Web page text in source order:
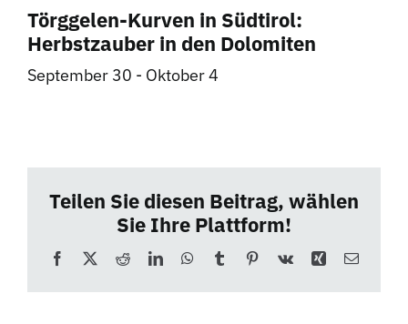
Törggelen-Kurven in Südtirol:
Herbstzauber in den Dolomiten
September 30 - Oktober 4
Teilen Sie diesen Beitrag, wählen
Sie Ihre Plattform!
Facebook
X RedditLinkedInWhatsApp
TumblrPinterest
Vk Xing E-